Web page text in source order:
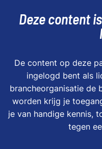
Deze content
De content op deze
ingelogd bent als
brancheorganisatie de
worden krijg je
je van handige kennis,
tegen